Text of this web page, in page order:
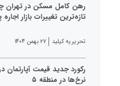
رهن کامل مسکن در تهران
تازه‌ترین تغییرات بازار
تحریریه کیلید ۲۷ بهمن ۱۴۰۴
رکورد جدید قیمت آپارتمان
نرخ‌ها در منطقه ۵